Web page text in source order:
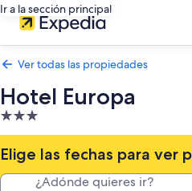
Ir a la sección principal
Ver todas las propiedades
Hotel Europa
Propiedad
de
3.0
estrellas
Elige las fechas para ver
¿Adónde quieres ir?